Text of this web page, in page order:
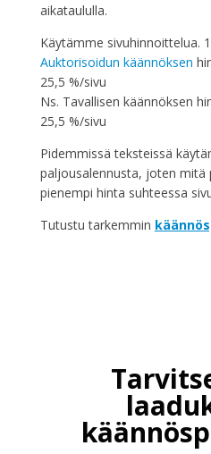
aikataululla.
Käytämme sivuhinnoittelua.
Auktorisoidun käännöksen
25,5 %/sivu
Ns. Tavallisen käännöksen
25,5 %/sivu
Pidemmissä teksteissä
paljousalennusta, joten mitä
pienempi hinta suhteessa
Tutustu tarkemmin